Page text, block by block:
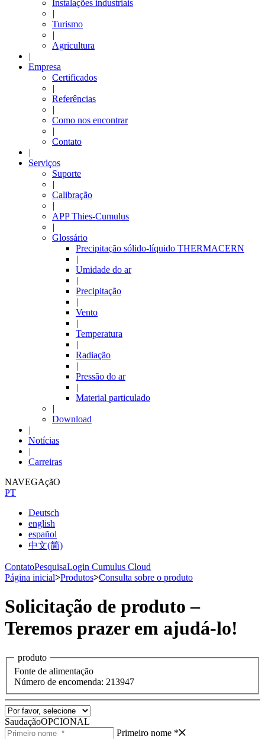
Instalações industriais
|
Turismo
|
Agricultura
|
Empresa
Certificados
|
Referências
|
Como nos encontrar
|
Contato
|
Serviços
Suporte
|
Calibração
|
APP Thies-Cumulus
|
Glossário
Precipitação sólido-líquido THERMACERN
|
Umidade do ar
|
Precipitação
|
Vento
|
Temperatura
|
Radiação
|
Pressão do ar
|
Material particulado
|
Download
|
Notícias
|
Carreiras
NAVEGAçãO
PT
Deutsch
english
español
中文(简)
ContatoPesquisaLogin Cumulus Cloud
Página inicial>Produtos>Consulta sobre o produto
Solicitação de produto –
Teremos prazer em ajudá-lo!
produto
Fonte de alimentação
Número de encomenda: 213947
SaudaçãoOPCIONAL
Primeiro nome *